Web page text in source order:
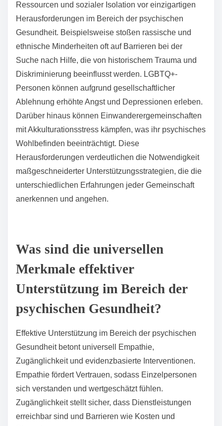
Ressourcen und sozialer Isolation vor einzigartigen
Herausforderungen im Bereich der psychischen
Gesundheit. Beispielsweise stoßen rassische und
ethnische Minderheiten oft auf Barrieren bei der
Suche nach Hilfe, die von historischem Trauma und
Diskriminierung beeinflusst werden. LGBTQ+-
Personen können aufgrund gesellschaftlicher
Ablehnung erhöhte Angst und Depressionen erleben.
Darüber hinaus können Einwanderergemeinschaften
mit Akkulturationsstress kämpfen, was ihr psychisches
Wohlbefinden beeinträchtigt. Diese
Herausforderungen verdeutlichen die Notwendigkeit
maßgeschneiderter Unterstützungsstrategien, die die
unterschiedlichen Erfahrungen jeder Gemeinschaft
anerkennen und angehen.
Was sind die universellen
Merkmale effektiver
Unterstützung im Bereich der
psychischen Gesundheit?